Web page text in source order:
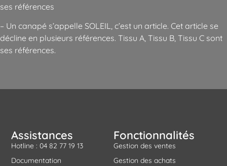
ses références
– Un canapé s’appelle SOLEIL, c’est un article. Cet article se
décline en plusieurs références. Tissu A, Tissu B, Tissu C sont
ses références.
Fonctionnalités
Gestion des ventes
Gestion des achats
Assistances
Hotline : 04 82 77 19 13
Documentation